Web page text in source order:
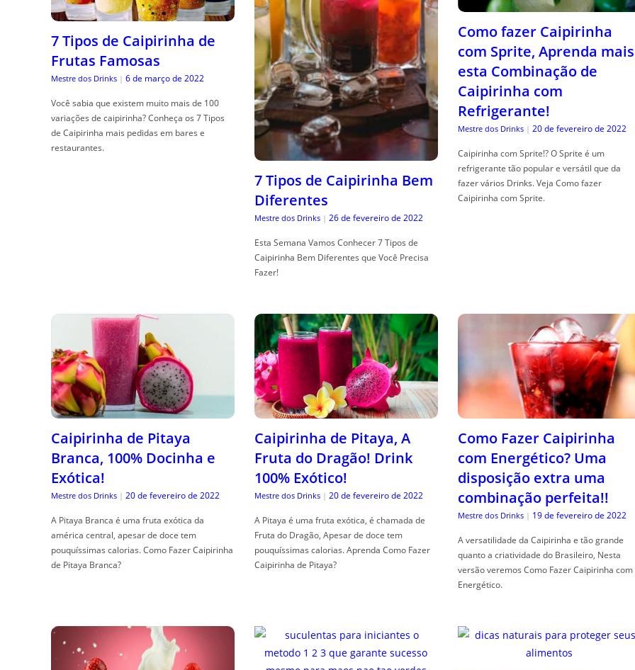
7 Tipos de Caipirinha de
Frutas Famosas
Mestre dos Drinks | 6 de março de 2022
Você sabia que existem muito mais de 100
variações de caipirinha? Conheça os 7 Tipos
de Caipirinha mais pedidas em bares e
restaurantes.
7 Tipos de Caipirinha Bem
Diferentes
Mestre dos Drinks | 26 de fevereiro de 2022
Esta Semana Vamos Conhecer 7 Tipos de
Caipirinha Bem Diferentes que Você Precisa
Fazer!
Como fazer Caipirinha
com Sprite, Aprenda mais
esta Combinação de
Caipirinha com
Refrigerante!
Mestre dos Drinks | 20 de fevereiro de 2022
Caipirinha com Sprite!? O Sprite é um
refrigerante tão popular e versátil que da
fazer vários Drinks. Veja Como fazer
Caipirinha com Sprite.
Caipirinha de Pitaya
Branca, 100% Docinha e
Exótica!
Mestre dos Drinks | 20 de fevereiro de 2022
A Pitaya Branca é uma fruta exótica da
américa central, apesar de doce tem
pouquíssimas calorias. Como Fazer Caipirinha
de Pitaya Branca?
Caipirinha de Pitaya, A
Fruta do Dragão! Drink
100% Exótico!
Mestre dos Drinks | 20 de fevereiro de 2022
A Pitaya é uma fruta exótica, é chamada de
Fruta do Dragão, Apesar de doce tem
pouquíssimas calorias. Aprenda Como Fazer
Caipirinha de Pitaya?
Como Fazer Caipirinha
com Energético? Uma
disposição extra uma
combinação perfeita!!
Mestre dos Drinks | 19 de fevereiro de 2022
A versatilidade da Caipirinha e tão grande
quanto a criatividade do Brasileiro, Nesta
versão veremos Como Fazer Caipirinha com
Energético.